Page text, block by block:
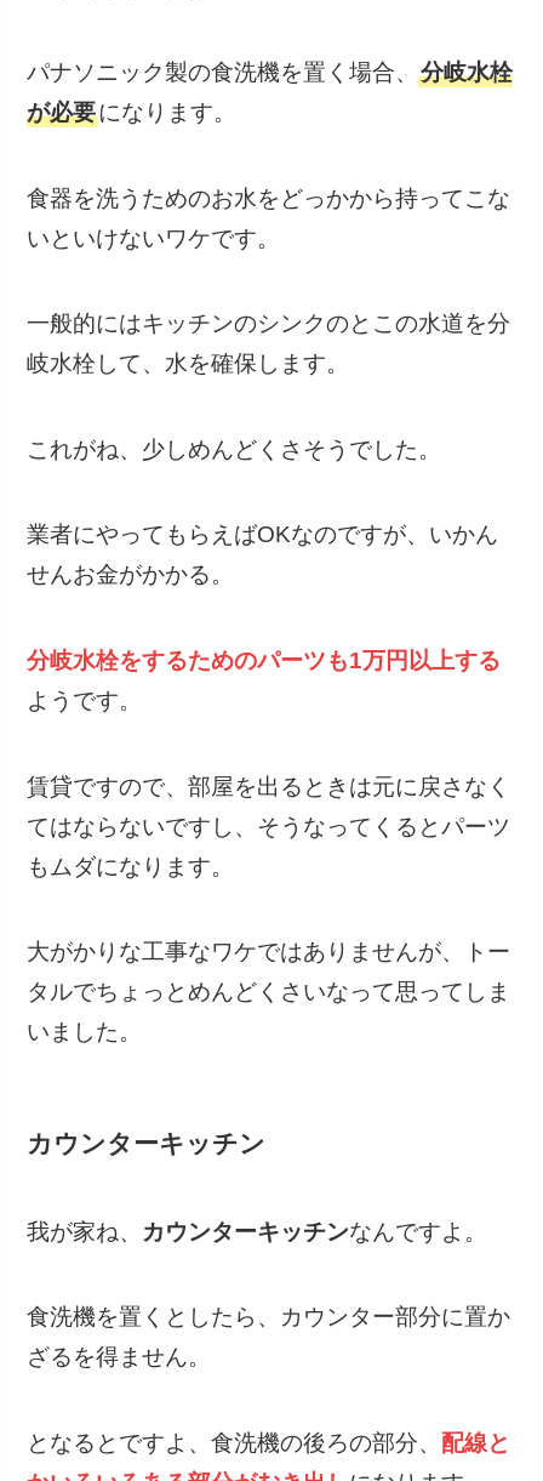
パナソニック製の食洗機を置く場合、分岐水栓
が必要になります。
食器を洗うためのお水をどっかから持ってこな
いといけないワケです。
一般的にはキッチンのシンクのとこの水道を分
岐水栓して、水を確保します。
これがね、少しめんどくさそうでした。
業者にやってもらえばOKなのですが、いかん
せんお金がかかる。
分岐水栓をするためのパーツも1万円以上する
ようです。
賃貸ですので、部屋を出るときは元に戻さなく
てはならないですし、そうなってくるとパーツ
もムダになります。
大がかりな工事なワケではありませんが、トー
タルでちょっとめんどくさいなって思ってしま
いました。
カウンターキッチン
我が家ね、 カウンターキッチンなんですよ。
食洗機を置くとしたら、カウンター部分に置か
ざるを得ません。
となるとですよ、食洗機の後ろの部分、 配線と